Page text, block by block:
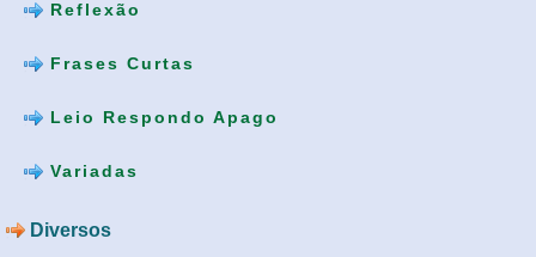
Reflexão
Frases Curtas
Leio Respondo Apago
Variadas
Diversos